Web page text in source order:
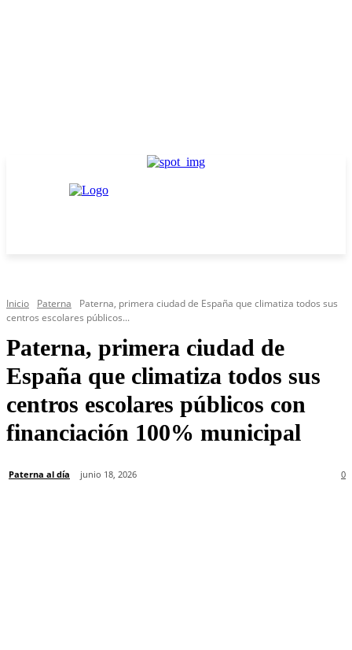
Inicio Paterna
Paterna, primera ciudad de España que climatiza todos sus
centros escolares públicos...
Paterna, primera ciudad de
España que climatiza todos sus
centros escolares públicos con
financiación 100% municipal
Paterna al día junio 18, 2026 0